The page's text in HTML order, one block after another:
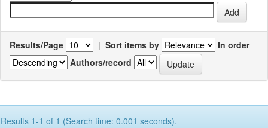
Results/Page | Sort items by
In order
Authors/record
Results 1-1 of 1 (Search time: 0.001 seconds).